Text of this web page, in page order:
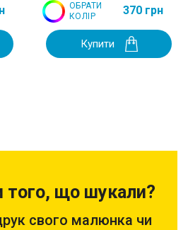
ОБРАТИ
КОЛІР
370 грн
Купити
того, що шукали?
свого малюнка чи